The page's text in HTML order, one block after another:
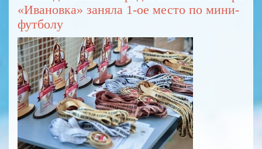
«Ивановка» заняла 1-ое место по мини-
футболу